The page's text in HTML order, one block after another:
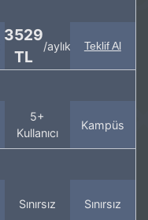
3529
TL
/aylık Teklif Al
5+
Kullanıcı
Kampüs
Sınırsız Sınırsız